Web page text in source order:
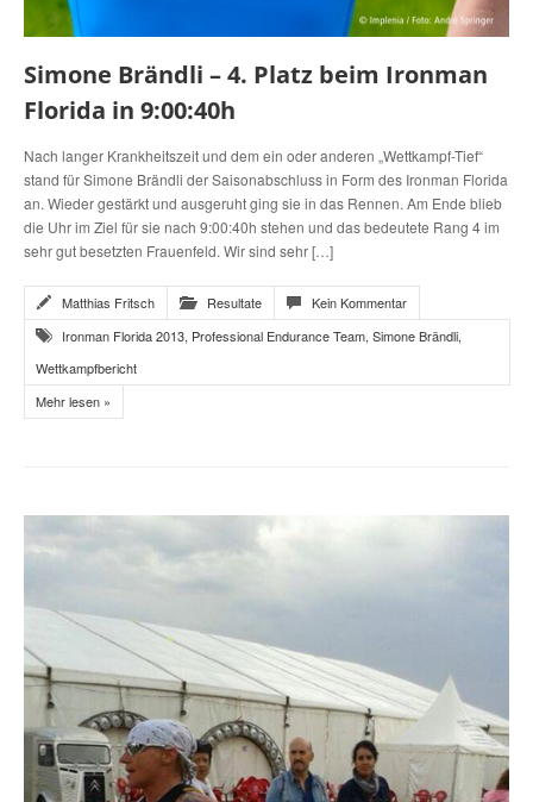
Simone Brändli – 4. Platz beim Ironman
Florida in 9:00:40h
Nach langer Krankheitszeit und dem ein oder anderen „Wettkampf-Tief“
stand für Simone Brändli der Saisonabschluss in Form des Ironman Florida
an. Wieder gestärkt und ausgeruht ging sie in das Rennen. Am Ende blieb
die Uhr im Ziel für sie nach 9:00:40h stehen und das bedeutete Rang 4 im
sehr gut besetzten Frauenfeld. Wir sind sehr […]
Matthias Fritsch Resultate
Kein Kommentar
Ironman Florida 2013, Professional Endurance Team, Simone Brändli,
Wettkampfbericht
Mehr lesen »